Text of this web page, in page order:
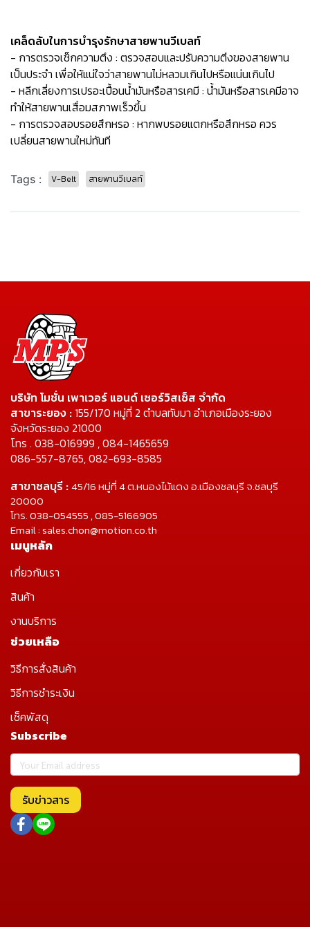
เคล็ดลับในการบำรุงรักษาสายพานวีเบลท์
- การตรวจเช็กความตึง : ตรวจสอบและปรับความตึงของสายพาน
เป็นประจำ เพื่อให้แน่ใจว่าสายพานไม่หลวมเกินไปหรือแน่นเกินไป
- หลีกเลี่ยงการเปรอะเปื้อนน้ำมันหรือสารเคมี : น้ำมันหรือสารเคมีอาจ
ทำให้สายพานเสื่อมสภาพเร็วขึ้น
- การตรวจสอบรอยสึกหรอ : หากพบรอยแตกหรือสึกหรอ ควร
เปลี่ยนสายพานใหม่ทันที
Tags : V-Belt สายพานวีเบลท์
บริษัท โมชั่น เพาเวอร์ แอนด์ เซอร์วิสเซ็ส จำกัด
สาขาระยอง : 155/170 หมู่ที่ 2 ตำบลทับมา อำเภอเมืองระยอง
จังหวัดระยอง 21000
โทร . 038-016999 , 084-1465659
086-557-8765, 082-693-8585
สาขาชลบุรี :45/16 หมู่ที่ 4 ต.หนองไม้แดง อ.เมืองชลบุรี จ.ชลบุรี
20000
โทร. 038-054555 , 085-5166905
Email : sales.chon@motion.co.th
เมนูหลัก
เกี่ยวกับเรา
สินค้า
งานบริการ
ช่วยเหลือ
วิธีการสั่งสินค้า
วิธีการชำระเงิน
เช็คพัสดุ
Subscribe
รับข่าวสาร